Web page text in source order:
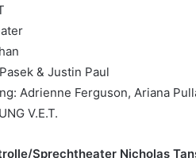
& Justin Paul
Adrienne Ferguson, Ariana
V.E.T.
Sprechtheater Nicholas